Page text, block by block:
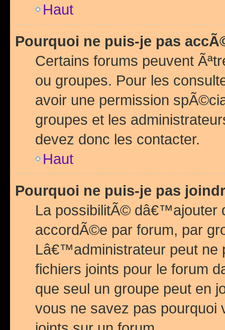
Haut
Pourquoi ne puis-je pas
Certains forums peuvent
ou groupes. Pour les
avoir une permission
groupes et les
devez donc les contacter.
Haut
Pourquoi ne puis-je pas
La possibilitÃ© dâ€™ajouter
accordÃ©e par forum, par
Lâ€™administrateur peut
fichiers joints pour le forum
que seul un groupe peut en
vous ne savez pas pourquoi